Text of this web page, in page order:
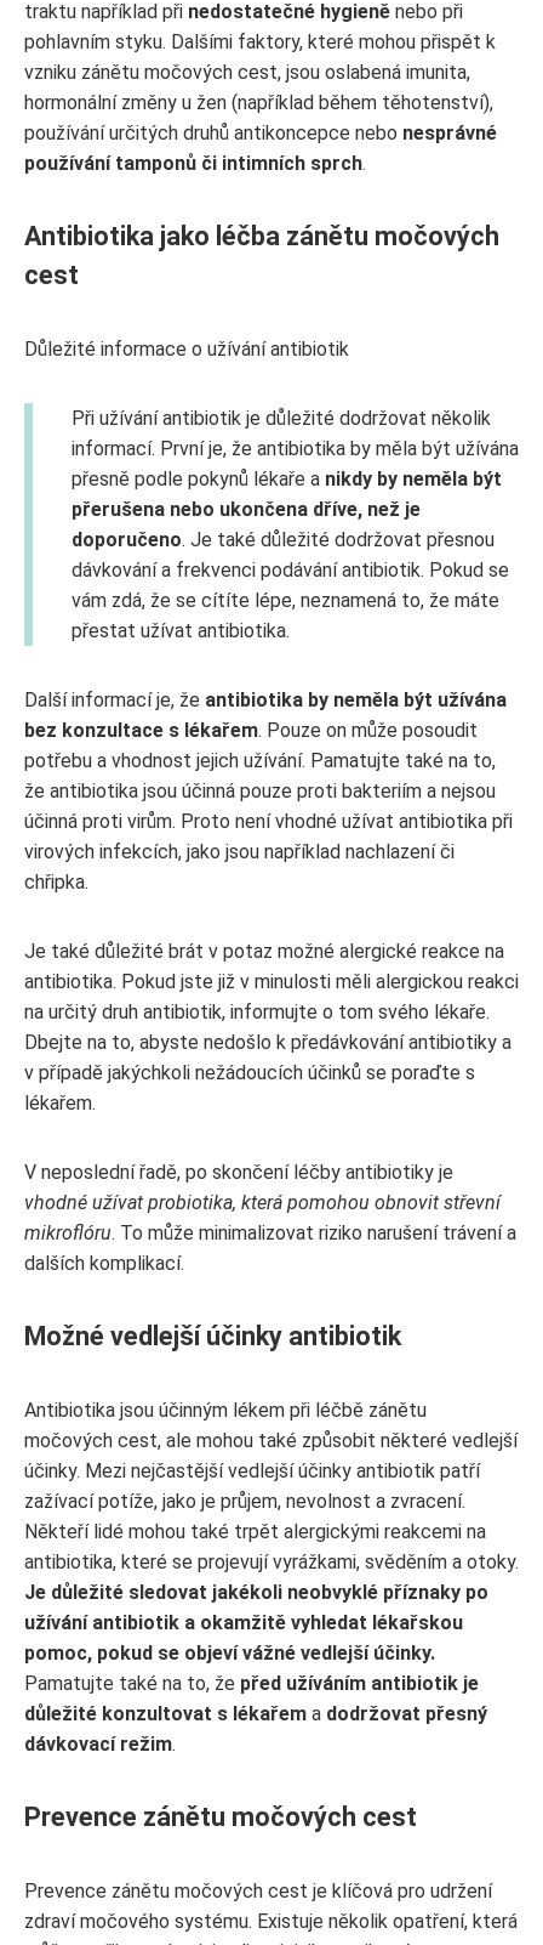
traktu například při nedostatečné hygieně nebo při
pohlavním styku. Dalšími faktory, které mohou přispět k
vzniku zánětu močových cest, jsou oslabená imunita,
hormonální změny u žen (například během těhotenství),
používání určitých druhů antikoncepce nebo nesprávné
používání tamponů či intimních sprch.
Antibiotika jako léčba zánětu močových
cest
Důležité informace o užívání antibiotik
Při užívání antibiotik je důležité dodržovat několik
informací. První je, že antibiotika by měla být užívána
přesně podle pokynů lékaře a nikdy by neměla být
přerušena nebo ukončena dříve, než je
doporučeno. Je také důležité dodržovat přesnou
dávkování a frekvenci podávání antibiotik. Pokud se
vám zdá, že se cítíte lépe, neznamená to, že máte
přestat užívat antibiotika.
Další informací je, že antibiotika by neměla být užívána
bez konzultace s lékařem. Pouze on může posoudit
potřebu a vhodnost jejich užívání. Pamatujte také na to,
že antibiotika jsou účinná pouze proti bakteriím a nejsou
účinná proti virům. Proto není vhodné užívat antibiotika při
virových infekcích, jako jsou například nachlazení či
chřipka.
Je také důležité brát v potaz možné alergické reakce na
antibiotika. Pokud jste již v minulosti měli alergickou reakci
na určitý druh antibiotik, informujte o tom svého lékaře.
Dbejte na to, abyste nedošlo k předávkování antibiotiky a
v případě jakýchkoli nežádoucích účinků se poraďte s
lékařem.
V neposlední řadě, po skončení léčby antibiotiky je
vhodné užívat probiotika, která pomohou obnovit střevní
mikroflóru. To může minimalizovat riziko narušení trávení a
dalších komplikací.
Možné vedlejší účinky antibiotik
Antibiotika jsou účinným lékem při léčbě zánětu
močových cest, ale mohou také způsobit některé vedlejší
účinky. Mezi nejčastější vedlejší účinky antibiotik patří
zažívací potíže, jako je průjem, nevolnost a zvracení.
Někteří lidé mohou také trpět alergickými reakcemi na
antibiotika, které se projevují vyrážkami, svěděním a otoky.
Je důležité sledovat jakékoli neobvyklé příznaky po
užívání antibiotik a okamžitě vyhledat lékařskou
pomoc, pokud se objeví vážné vedlejší účinky.
Pamatujte také na to, že před užíváním antibiotik je
důležité konzultovat s lékařem a dodržovat přesný
dávkovací režim.
Prevence zánětu močových cest
Prevence zánětu močových cest je klíčová pro udržení
zdraví močového systému. Existuje několik opatření, která